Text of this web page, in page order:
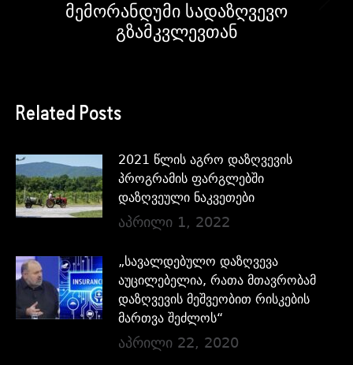
მემორანდუმი სადაზღვევო
გზამკვლევთან
Related Posts
2021 წლის აგრო დაზღვევის
პროგრამის ფარგლებში
დაზღვეული ნაკვეთები
აპრილი 1, 2022
„სავალდებულო დაზღვევა
აუცილებელია, რათა მთავრობამ
დაზღვევის მეშვეობით რისკების
მართვა შეძლოს“
აპრილი 22, 2020